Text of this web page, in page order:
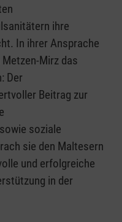
ihre
In ihrer Ansprache
Mirz das
Der
Beitrag zur
soziale
sie den Maltesern
und erfolgreiche
in der